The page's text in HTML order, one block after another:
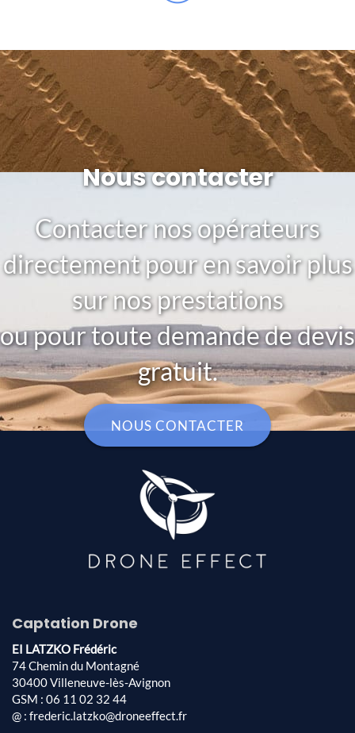
Nous contacter
Contacter nos opérateurs
directement pour en savoir plus
sur nos prestations
ou pour toute demande de devis
gratuit.
NOUS CONTACTER
Captation Drone
EI LATZKO Frédéric
74 Chemin du Montagné
30400 Villeneuve-lès-Avignon
GSM : 06 11 02 32 44
@ : frederic.latzko@droneeffect.fr